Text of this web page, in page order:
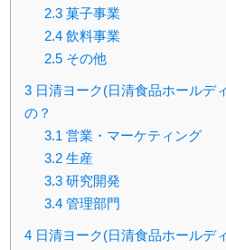
2.3 菓子事業
2.4 飲料事業
2.5 その他
3 日清ヨーク(日清食品ホールデ
の？
3.1 営業・マーケティング
3.2 生産
3.3 研究開発
3.4 管理部門
4 日清ヨーク(日清食品ホールデ